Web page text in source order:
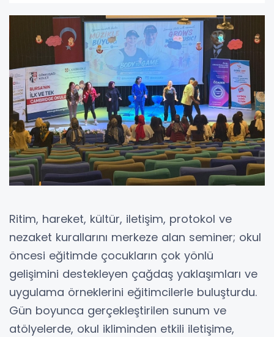
Ritim, hareket, kültür, iletişim, protokol ve
nezaket kurallarını merkeze alan seminer; okul
öncesi eğitimde çocukların çok yönlü
gelişimini destekleyen çağdaş yaklaşımları ve
uygulama örneklerini eğitimcilerle buluşturdu.
Gün boyunca gerçekleştirilen sunum ve
atölyelerde, okul ikliminden etkili iletişime,